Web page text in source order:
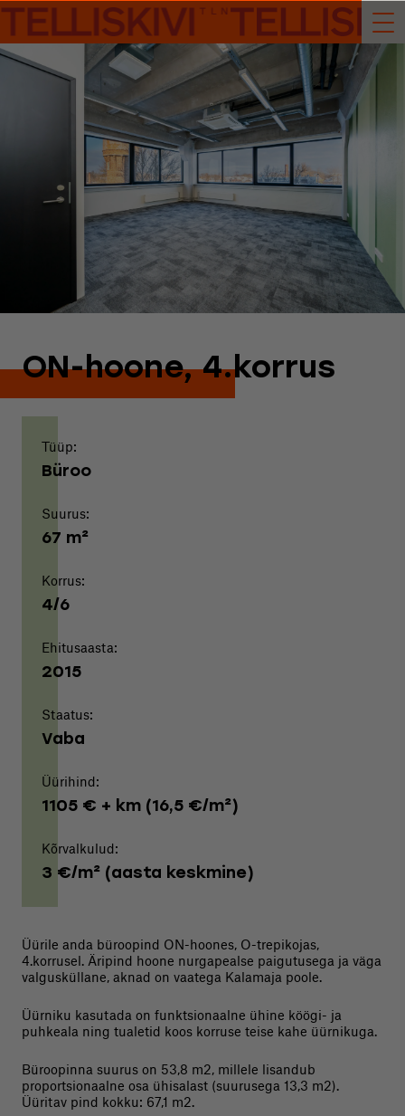
ON-hoone, 4.korrus
Tüüp:
Büroo
Suurus:
67 m²
Korrus:
4/6
Ehitusaasta:
2015
Staatus:
Vaba
Üürihind:
1105 € + km (16,5 €/m²)
Kõrvalkulud:
3 €/m² (aasta keskmine)
Üürile anda büroopind ON-hoones, O-trepikojas,
4.korrusel. Äripind hoone nurgapealse paigutusega ja väga
valgusküllane, aknad on vaatega Kalamaja poole.
Üürniku kasutada on funktsionaalne ühine köögi- ja
puhkeala ning tualetid koos korruse teise kahe üürnikuga.
Büroopinna suurus on 53,8 m2, millele lisandub
proportsionaalne osa ühisalast (suurusega 13,3 m2).
Üüritav pind kokku: 67,1 m2.